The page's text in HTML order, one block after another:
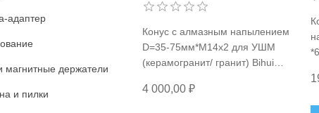
адаптер
магнитные держатели
и пилки
Конус с алмазным напылением
D=35-75мм*М14x2 для УШМ
(керамогранит/ гранит) Bihui
4 000,00 ₽